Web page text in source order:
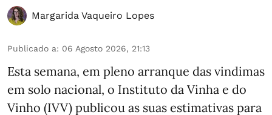
Margarida Vaqueiro Lopes
Publicado a: 06 Agosto 2026, 21:13
Esta semana, em pleno arranque das vindimas
em solo nacional, o Instituto da Vinha e do
Vinho (IVV) publicou as suas estimativas para